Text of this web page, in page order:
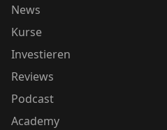
News
Kurse
Investieren
Reviews
Podcast
Academy